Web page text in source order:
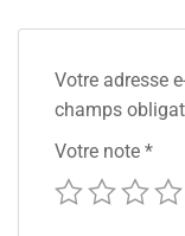
Votre adresse
champs
Votre note *